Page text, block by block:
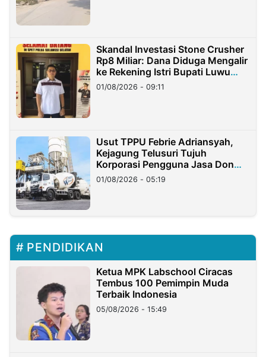
Skandal Investasi Stone Crusher
Rp8 Miliar: Dana Diduga Mengalir
ke Rekening Istri Bupati Luwu
Timur
01/08/2026 - 09:11
Usut TPPU Febrie Adriansyah,
Kejagung Telusuri Tujuh
Korporasi Pengguna Jasa Don
Ritto
01/08/2026 - 05:19
PENDIDIKAN
Ketua MPK Labschool Ciracas
Tembus 100 Pemimpin Muda
Terbaik Indonesia
05/08/2026 - 15:49